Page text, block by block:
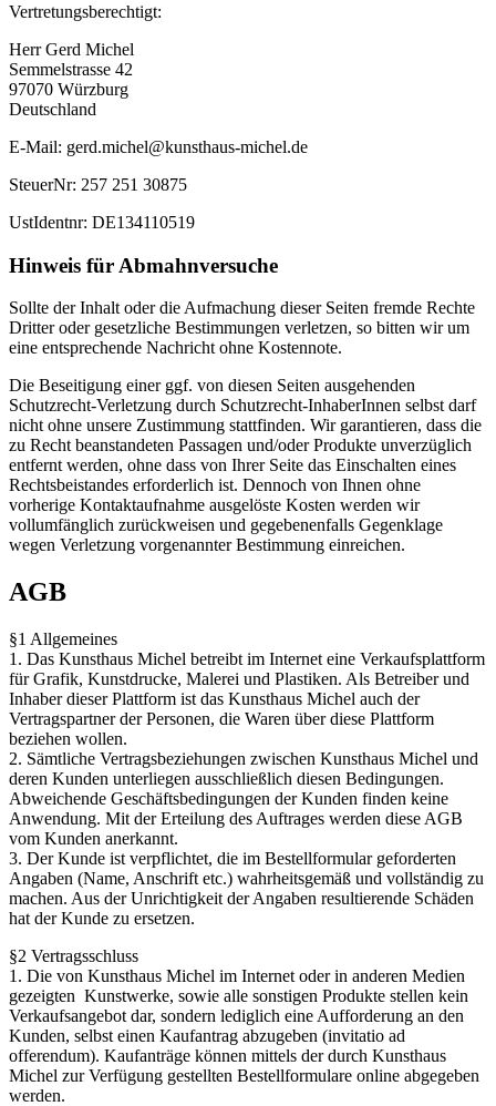
Vertretungsberechtigt:
Herr Gerd Michel
Semmelstrasse 42
97070 Würzburg
Deutschland
E-Mail: gerd.michel@kunsthaus-michel.de
SteuerNr: 257 251 30875
UstIdentnr: DE134110519
Hinweis für Abmahnversuche
Sollte der Inhalt oder die Aufmachung dieser Seiten fremde Rechte
Dritter oder gesetzliche Bestimmungen verletzen, so bitten wir um
eine entsprechende Nachricht ohne Kostennote.
Die Beseitigung einer ggf. von diesen Seiten ausgehenden
Schutzrecht-Verletzung durch Schutzrecht-InhaberInnen selbst darf
nicht ohne unsere Zustimmung stattfinden. Wir garantieren, dass die
zu Recht beanstandeten Passagen und/oder Produkte unverzüglich
entfernt werden, ohne dass von Ihrer Seite das Einschalten eines
Rechtsbeistandes erforderlich ist. Dennoch von Ihnen ohne
vorherige Kontaktaufnahme ausgelöste Kosten werden wir
vollumfänglich zurückweisen und gegebenenfalls Gegenklage
wegen Verletzung vorgenannter Bestimmung einreichen.
AGB
§1 Allgemeines
1. Das Kunsthaus Michel betreibt im Internet eine Verkaufsplattform
für Grafik, Kunstdrucke, Malerei und Plastiken. Als Betreiber und
Inhaber dieser Plattform ist das Kunsthaus Michel auch der
Vertragspartner der Personen, die Waren über diese Plattform
beziehen wollen.
2. Sämtliche Vertragsbeziehungen zwischen Kunsthaus Michel und
deren Kunden unterliegen ausschließlich diesen Bedingungen.
Abweichende Geschäftsbedingungen der Kunden finden keine
Anwendung. Mit der Erteilung des Auftrages werden diese AGB
vom Kunden anerkannt.
3. Der Kunde ist verpflichtet, die im Bestellformular geforderten
Angaben (Name, Anschrift etc.) wahrheitsgemäß und vollständig zu
machen. Aus der Unrichtigkeit der Angaben resultierende Schäden
hat der Kunde zu ersetzen.
§2 Vertragsschluss
1. Die von Kunsthaus Michel im Internet oder in anderen Medien
gezeigten Kunstwerke, sowie alle sonstigen Produkte stellen kein
Verkaufsangebot dar, sondern lediglich eine Aufforderung an den
Kunden, selbst einen Kaufantrag abzugeben (invitatio ad
offerendum). Kaufanträge können mittels der durch Kunsthaus
Michel zur Verfügung gestellten Bestellformulare online abgegeben
werden.